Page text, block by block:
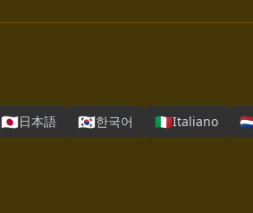
🇯🇵日本語 🇰🇷한국어 🇮🇹Italiano